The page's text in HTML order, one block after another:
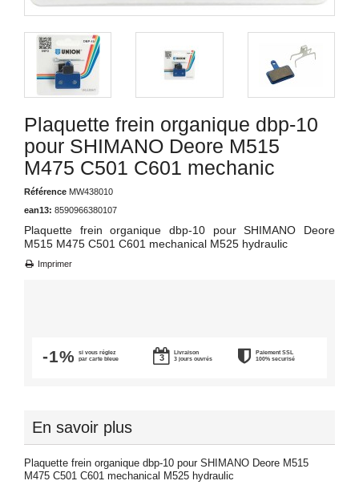
Plaquette frein organique dbp-10
pour SHIMANO Deore M515
M475 C501 C601 mechanic
Référence MW438010
ean13: 8590966380107
Plaquette frein organique dbp-10 pour SHIMANO Deore
M515 M475 C501 C601 mechanical M525 hydraulic
Imprimer
-1%
si vous réglez
par carte bleue
Livraison
3 jours ouvrés
Paiement SSL
100% securisé
En savoir plus
Plaquette frein organique dbp-10 pour SHIMANO Deore M515
M475 C501 C601 mechanical M525 hydraulic